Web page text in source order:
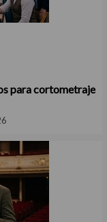
para cortometraje